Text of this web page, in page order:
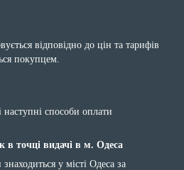
відповідно до цін та тарифів
покупцем.
наступні способи оплати
в точці видачі в м. Одеса
у місті Одеса за